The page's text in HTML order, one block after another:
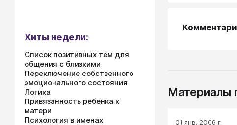
Материалы
01 янв. 2006 г.
Хиты недели:
Список позитивных тем для
общения с близкими
Переключение собственного
эмоционального состояния
Логика
Привязанность ребенка к
матери
Психология в именах